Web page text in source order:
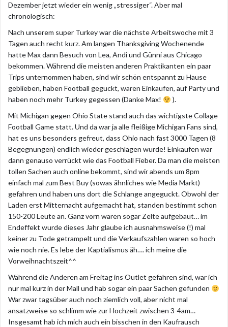
Dezember jetzt wieder ein wenig „stressiger“. Aber mal
chronologisch:
Nach unserem super Turkey war die nächste Arbeitswoche mit 3
Tagen auch recht kurz. Am langen Thanksgiving Wochenende
hatte Max dann Besuch von Lea, Andi und Günni aus Chicago
bekommen. Während die meisten anderen Praktikanten ein paar
Trips unternommen haben, sind wir schön entspannt zu Hause
geblieben, haben Football geguckt, waren Einkaufen, auf Party und
haben noch mehr Turkey gegessen (Danke Max!
).
Mit Michigan gegen Ohio State stand auch das wichtigste Collage
Football Game statt. Und da war ja alle fleißige Michigan Fans sind,
hat es uns besonders gefreut, dass Ohio nach fast 3000 Tagen (8
Begegnungen) endlich wieder geschlagen wurde! Einkaufen war
dann genauso verrückt wie das Football Fieber. Da man die meisten
tollen Sachen auch online bekommt, sind wir abends um 8pm
einfach mal zum Best Buy (sowas ähnliches wie Media Markt)
gefahren und haben uns dort die Schlange angeguckt. Obwohl der
Laden erst Mitternacht aufgemacht hat, standen bestimmt schon
150-200 Leute an. Ganz vorn waren sogar Zelte aufgebaut… im
Endeffekt wurde dieses Jahr glaube ich ausnahmsweise (!) mal
keiner zu Tode getrampelt und die Verkaufszahlen waren so hoch
wie noch nie. Es lebe der Kaptialismus äh…. ich meine die
Vorweihnachtszeit^^
Während die Anderen am Freitag ins Outlet gefahren sind, war ich
nur mal kurz in der Mall und hab sogar ein paar Sachen gefunden
War zwar tagsüber auch noch ziemlich voll, aber nicht mal
ansatzweise so schlimm wie zur Hochzeit zwischen 3-4am…
Insgesamt hab ich mich auch ein bisschen in den Kaufrausch